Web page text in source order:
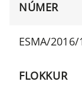
NÚMER
ESMA/2016/
FLOKKUR